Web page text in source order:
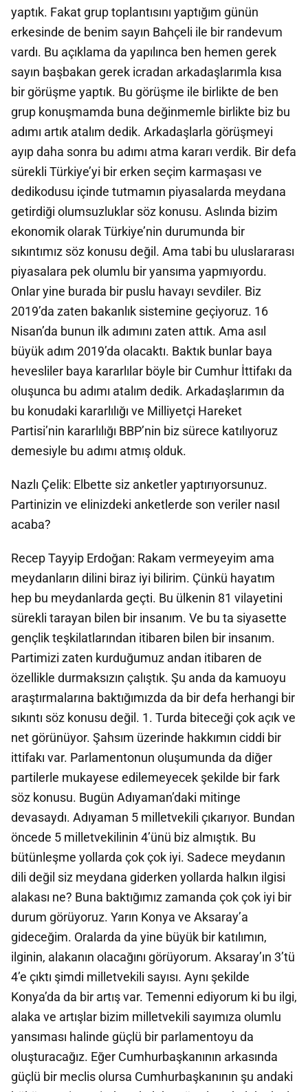
yaptık. Fakat grup toplantısını yaptığım günün
erkesinde de benim sayın Bahçeli ile bir randevum
vardı. Bu açıklama da yapılınca ben hemen gerek
sayın başbakan gerek icradan arkadaşlarımla kısa
bir görüşme yaptık. Bu görüşme ile birlikte de ben
grup konuşmamda buna değinmemle birlikte biz bu
adımı artık atalım dedik. Arkadaşlarla görüşmeyi
ayıp daha sonra bu adımı atma kararı verdik. Bir defa
sürekli Türkiye’yi bir erken seçim karmaşası ve
dedikodusu içinde tutmamın piyasalarda meydana
getirdiği olumsuzluklar söz konusu. Aslında bizim
ekonomik olarak Türkiye’nin durumunda bir
sıkıntımız söz konusu değil. Ama tabi bu uluslararası
piyasalara pek olumlu bir yansıma yapmıyordu.
Onlar yine burada bir puslu havayı sevdiler. Biz
2019’da zaten bakanlık sistemine geçiyoruz. 16
Nisan’da bunun ilk adımını zaten attık. Ama asıl
büyük adım 2019’da olacaktı. Baktık bunlar baya
hevesliler baya kararlılar böyle bir Cumhur İttifakı da
oluşunca bu adımı atalım dedik. Arkadaşlarımın da
bu konudaki kararlılığı ve Milliyetçi Hareket
Partisi’nin kararlılığı BBP’nin biz sürece katılıyoruz
demesiyle bu adımı atmış olduk.
Nazlı Çelik: Elbette siz anketler yaptırıyorsunuz.
Partinizin ve elinizdeki anketlerde son veriler nasıl
acaba?
Recep Tayyip Erdoğan: Rakam vermeyeyim ama
meydanların dilini biraz iyi bilirim. Çünkü hayatım
hep bu meydanlarda geçti. Bu ülkenin 81 vilayetini
sürekli tarayan bilen bir insanım. Ve bu ta siyasette
gençlik teşkilatlarından itibaren bilen bir insanım.
Partimizi zaten kurduğumuz andan itibaren de
özellikle durmaksızın çalıştık. Şu anda da kamuoyu
araştırmalarına baktığımızda da bir defa herhangi bir
sıkıntı söz konusu değil. 1. Turda biteceği çok açık ve
net görünüyor. Şahsım üzerinde hakkımın ciddi bir
ittifakı var. Parlamentonun oluşumunda da diğer
partilerle mukayese edilemeyecek şekilde bir fark
söz konusu. Bugün Adıyaman’daki mitinge
devasaydı. Adıyaman 5 milletvekili çıkarıyor. Bundan
öncede 5 milletvekilinin 4’ünü biz almıştık. Bu
bütünleşme yollarda çok çok iyi. Sadece meydanın
dili değil siz meydana giderken yollarda halkın ilgisi
alakası ne? Buna baktığımız zamanda çok çok iyi bir
durum görüyoruz. Yarın Konya ve Aksaray’a
gideceğim. Oralarda da yine büyük bir katılımın,
ilginin, alakanın olacağını görüyorum. Aksaray’ın 3’tü
4’e çıktı şimdi milletvekili sayısı. Aynı şekilde
Konya’da da bir artış var. Temenni ediyorum ki bu ilgi,
alaka ve artışlar bizim milletvekili sayımıza olumlu
yansıması halinde güçlü bir parlamentoyu da
oluşturacağız. Eğer Cumhurbaşkanının arkasında
güçlü bir meclis olursa Cumhurbaşkanının şu andaki